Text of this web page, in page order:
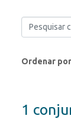
Ordenar por
1